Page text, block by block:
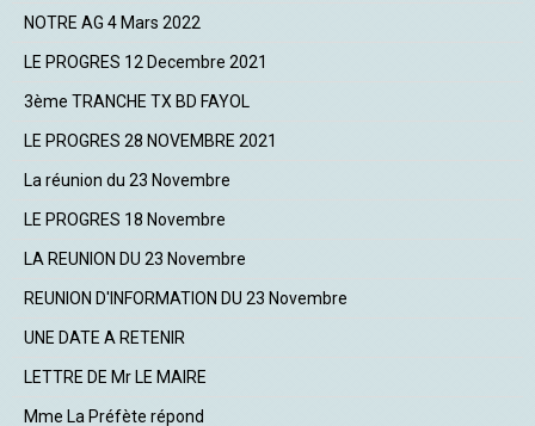
NOTRE AG 4 Mars 2022
LE PROGRES 12 Decembre 2021
3ème TRANCHE TX BD FAYOL
LE PROGRES 28 NOVEMBRE 2021
La réunion du 23 Novembre
LE PROGRES 18 Novembre
LA REUNION DU 23 Novembre
REUNION D'INFORMATION DU 23 Novembre
UNE DATE A RETENIR
LETTRE DE Mr LE MAIRE
Mme La Préfète répond